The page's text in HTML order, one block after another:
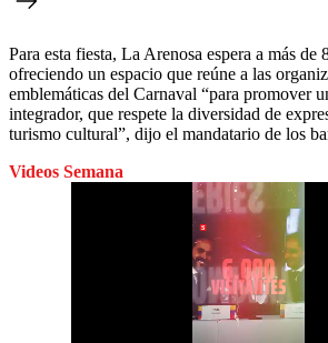
Para esta fiesta, La Arenosa espera a más de
ofreciendo un espacio que reúne a las
emblemáticas del Carnaval “para promover
integrador, que respete la diversidad de
turismo cultural”, dijo el mandatario de los
Videos Semana